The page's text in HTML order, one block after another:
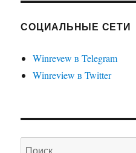
СОЦИАЛЬНЫЕ СЕТИ
Winrevew в Telegram
Winreview в Twitter
Искать: